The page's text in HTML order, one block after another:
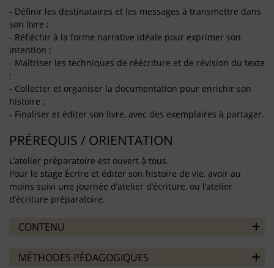
- Définir les destinataires et les messages à transmettre dans
son livre ;
- Réfléchir à la forme narrative idéale pour exprimer son
intention ;
- Maîtriser les techniques de réécriture et de révision du texte
;
- Collecter et organiser la documentation pour enrichir son
histoire ;
- Finaliser et éditer son livre, avec des exemplaires à partager.
PRÉREQUIS / ORIENTATION
L’atelier préparatoire est ouvert à tous.
Pour le stage Écrire et éditer son histoire de vie, avoir au
moins suivi une journée d’atelier d’écriture, ou l’atelier
d’écriture préparatoire.
CONTENU
MÉTHODES PÉDAGOGIQUES